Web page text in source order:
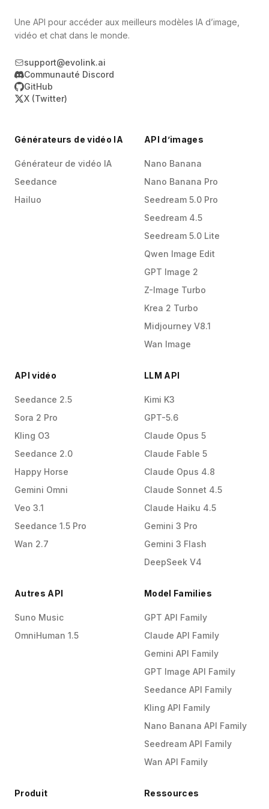
afin d'éviter les retries inutiles tout en gardant
une latence acceptable.
candidats au premier passage, choisir le plus
plus petits pour contrôler les dépenses tout en
gardant une qualité élevée.
Une API pour accéder aux meilleurs modèles IA d’image,
vidéo et chat dans le monde.
support@evolink.ai
Communauté Discord
GitHub
X (Twitter)
Générateurs de vidéo IA
Générateur de vidéo IA
Seedance
Hailuo
API d’images
Nano Banana
Nano Banana Pro
Seedream 5.0 Pro
Seedream 4.5
Seedream 5.0 Lite
Qwen Image Edit
GPT Image 2
Z-Image Turbo
Krea 2 Turbo
Midjourney V8.1
Wan Image
API vidéo
Seedance 2.5
Sora 2 Pro
Kling O3
Seedance 2.0
Happy Horse
Gemini Omni
Veo 3.1
Seedance 1.5 Pro
Wan 2.7
LLM API
Kimi K3
GPT-5.6
Claude Opus 5
Claude Fable 5
Claude Opus 4.8
Claude Sonnet 4.5
Claude Haiku 4.5
Gemini 3 Pro
Gemini 3 Flash
DeepSeek V4
Autres API
Suno Music
OmniHuman 1.5
Model Families
GPT API Family
Claude API Family
Gemini API Family
GPT Image API Family
Seedance API Family
Kling API Family
Nano Banana API Family
Seedream API Family
Wan API Family
Produit Ressources